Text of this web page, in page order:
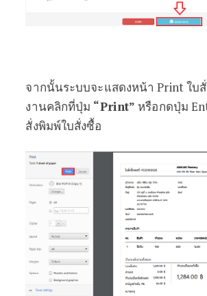
จากนั้นระบบจะแสดงหน้า Print ใบ
งานคลิกที่ปุ่ม “Print” หรือกดปุ่ม
สั่งพิมพ์ใบสั่งซื้อ